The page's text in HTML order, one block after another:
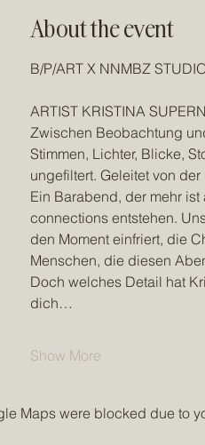
About the event
B/P/ART X NNMBZ
ARTIST KRISTINA
Zwischen Beobachtung
Stimmen, Lichter, Blicke,
ungefiltert. Geleitet von
Ein Barabend, der mehr
connections entstehen.
den Moment einfriert, die
Menschen, die diesen
Doch welches Detail hat
dich…
Show More
Maps were blocked due to